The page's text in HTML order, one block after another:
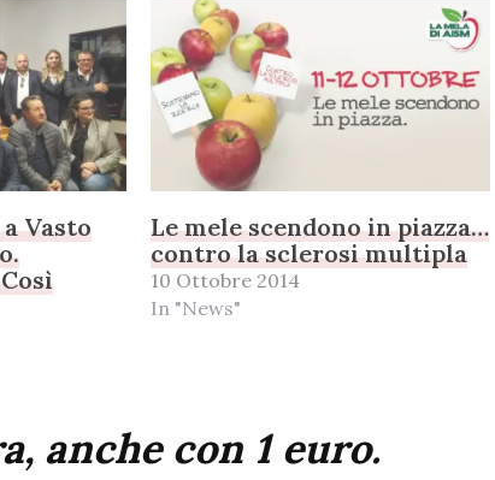
Vasto
Le mele scendono in piazza…
contro la sclerosi multipla
10 Ottobre 2014
In "News"
anche con 1 euro.